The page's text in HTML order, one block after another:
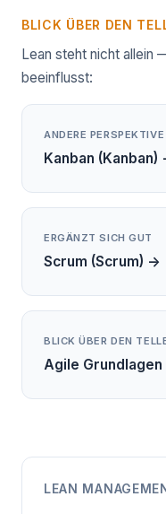
BLICK ÜBER DEN
Lean steht nicht allein
beeinflusst:
ANDERE PERSPEKTIVE
Kanban (Kanban)
ERGÄNZT SICH GUT
Scrum (Scrum) →
BLICK ÜBER DEN
Agile
LEAN